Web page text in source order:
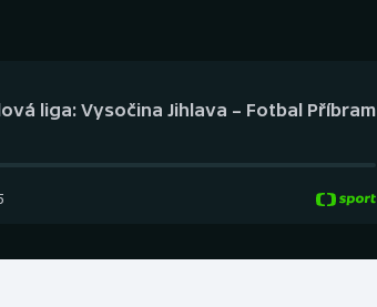
Plážový volejbal
liga: Vysočina Jihlava – Fotbal Příbram